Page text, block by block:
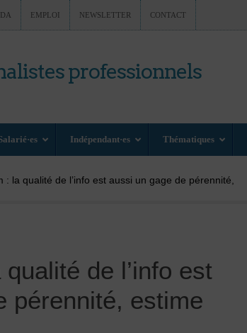
EMPLOI NEWSLETTER CONTACT
professionnels
Indépendant·es Thématiques
: la qualité de l’info est aussi un gage de pérennité,
de l’info est
pérennité, estime